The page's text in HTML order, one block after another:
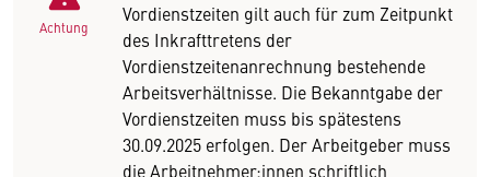
Achtung
Vordienstzeiten gilt auch für zum Zeitpunkt
des Inkrafttretens der
Vordienstzeitenanrechnung bestehende
Arbeitsverhältnisse. Die Bekanntgabe der
Vordienstzeiten muss bis spätestens
30.09.2025 erfolgen. Der Arbeitgeber muss
die Arbeitnehmer:innen schriftlich